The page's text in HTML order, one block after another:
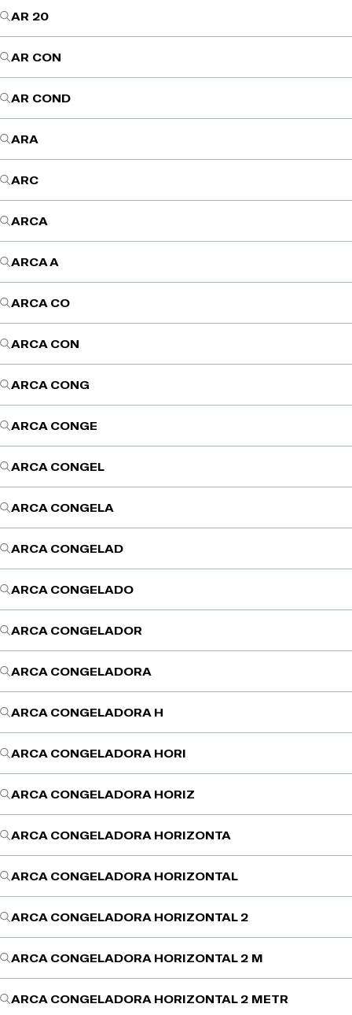
AR 20
AR CON
AR COND
ARA
ARC
ARCA
ARCA A
ARCA CO
ARCA CON
ARCA CONG
ARCA CONGE
ARCA CONGEL
ARCA CONGELA
ARCA CONGELAD
ARCA CONGELADO
ARCA CONGELADOR
ARCA CONGELADORA
ARCA CONGELADORA H
ARCA CONGELADORA HORI
ARCA CONGELADORA HORIZ
ARCA CONGELADORA HORIZONTA
ARCA CONGELADORA HORIZONTAL
ARCA CONGELADORA HORIZONTAL 2
ARCA CONGELADORA HORIZONTAL 2 M
ARCA CONGELADORA HORIZONTAL 2 METR